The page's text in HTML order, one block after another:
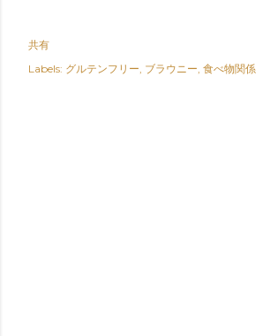
共有
Labels: グルテンフリー ブラウニー 食べ物関係